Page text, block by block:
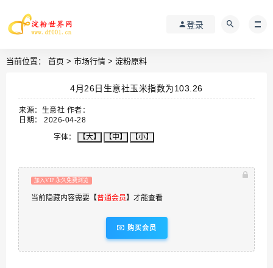
登录
当前位置： 首页 > 市场行情 > 淀粉原料
4月26日生意社玉米指数为103.26
来源：生意社 作者：
日期： 2026-04-28
字体：
【大】 【中】 【小】
加入VIP 永久免费浏览
当前隐藏内容需要【普通会员】才能查看
购买会员